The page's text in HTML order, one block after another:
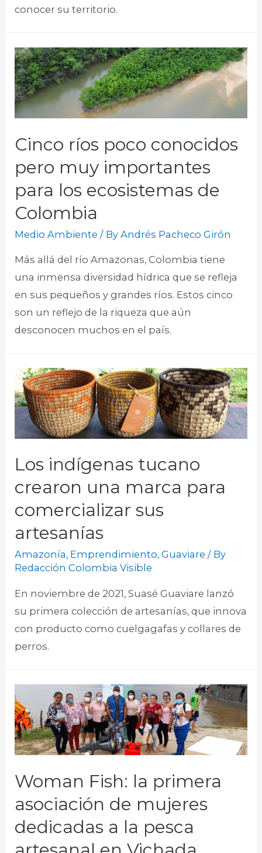
conocer su territorio.​
Cinco ríos poco conocidos
pero muy importantes
para los ecosistemas de
Colombia
Medio Ambiente / ByAndrés Pacheco Girón
Más allá del río Amazonas, Colombia tiene
una inmensa diversidad hídrica que se refleja
en sus pequeños y grandes ríos. Estos cinco
son un reflejo de la riqueza que aún
desconocen muchos en el país.​
Los indígenas tucano
crearon una marca para
comercializar sus
artesanías
Amazonía, Emprendimiento,Guaviare / By
Redacción Colombia Visible
En noviembre de 2021, Suasé Guaviare lanzó
su primera colección de artesanías, que innova
con producto como cuelgagafas y collares de
perros.
Woman Fish: la primera
asociación de mujeres
dedicadas a la pesca